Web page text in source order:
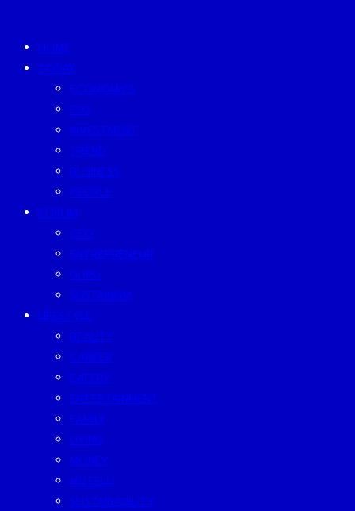
HOME
TODAY
ECONOMICS
ESG
INVESTMENT
TREND
BUSINESS
PEOPLE
FORUM
CEO
ENTREPRENEUR
GURU
SUSTAINISM
LIFESTYLE
BEAUTY
CAREER
EATERY
ENTERTAINMENT
FAMILY
LIVING
MONEY
MUTELU
SUSTAINABILITY